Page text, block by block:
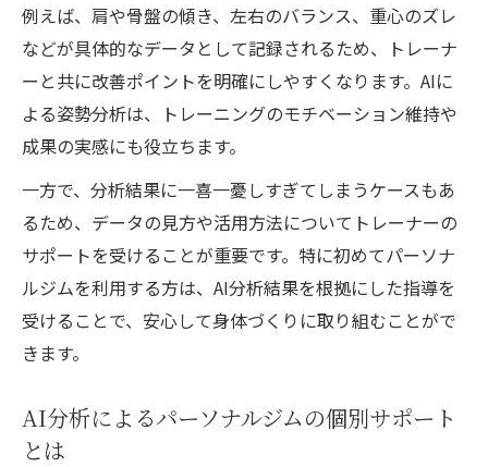
AI姿勢分析アプリ無料体験とジムの選び方
のコツ
パーソナルジム利用時のAIアプリ体験談ま
とめ
AI分析を選ぶなら知っておきたいメリット・デ
メリット
パーソナルジムのAI姿勢分析がもたらす利
点とは
AI技術導入によるパーソナルジムの課題を
点
例えば、肩や骨盤の傾き、左右のバランス、重心のズレ
などが具体的なデータとして記録されるため、トレーナ
ーと共に改善ポイントを明確にしやすくなります。AIに
よる姿勢分析は、トレーニングのモチベーション維持や
成果の実感にも役立ちます。
一方で、分析結果に一喜一憂しすぎてしまうケースもあ
るため、データの見方や活用方法についてトレーナーの
サポートを受けることが重要です。特に初めてパーソナ
ルジムを利用する方は、AI分析結果を根拠にした指導を
受けることで、安心して身体づくりに取り組むことがで
きます。
AI分析によるパーソナルジムの個別サポート
とは